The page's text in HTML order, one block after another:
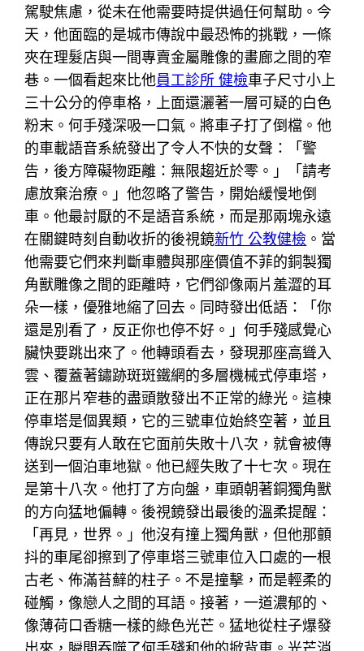
駕駛焦慮，從未在他需要時提供過任何幫助。今
天，他面臨的是城市傳說中最恐怖的挑戰，一條
夾在理髮店與一間專賣金屬雕像的畫廊之間的窄
巷。一個看起來比他員工診所 健檢車子尺寸小上
三十公分的停車格，上面還灑著一層可疑的白色
粉末。何手殘深吸一口氣。將車子打了倒檔。他
的車載語音系統發出了令人不快的女聲：「警
告，後方障礙物距離：無限趨近於零。」「請考
慮放棄治療。」他忽略了警告，開始緩慢地倒
車。他最討厭的不是語音系統，而是那兩塊永遠
在關鍵時刻自動收折的後視鏡新竹 公教健檢 。當
他需要它們來判斷車體與那座價值不菲的銅製獨
角獸雕像之間的距離時，它們卻像兩片羞澀的耳
朵一樣，優雅地縮了回去。同時發出低語：「你
還是別看了，反正你也停不好。」何手殘感覺心
臟快要跳出來了。他轉頭看去，發現那座高聳入
雲、覆蓋著鏽跡斑斑鐵網的多層機械式停車塔，
正在那片窄巷的盡頭散發出不正常的綠光。這棟
停車塔是個異類，它的三號車位始終空著，並且
傳說只要有人敢在它面前失敗十八次，就會被傳
送到一個泊車地獄。他已經失敗了十七次。現在
是第十八次。他打了方向盤，車頭朝著銅獨角獸
的方向猛地偏轉。後視鏡發出最後的溫柔提醒：
「再見，世界。」他沒有撞上獨角獸，但他那顫
抖的車尾卻擦到了停車塔三號車位入口處的一根
古老、佈滿苔蘚的柱子。不是撞擊，而是輕柔的
碰觸，像戀人之間的耳語。接著，一道濃郁的、
像薄荷口香糖一樣的綠色光芒。猛地從柱子爆發